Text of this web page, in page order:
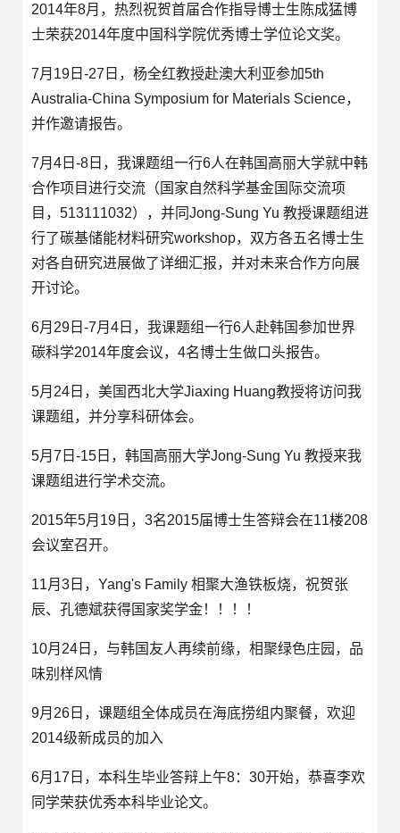
2014年8月，热烈祝贺首届合作指导博士生陈成猛博
士荣获2014年度中国科学院优秀博士学位论文奖。
7月19日-27日，杨全红教授赴澳大利亚参加5th
Australia-China Symposium for Materials Science，
并作邀请报告。
7月4日-8日，我课题组一行6人在韩国高丽大学就中韩
合作项目进行交流（国家自然科学基金国际交流项
目，513111032），并同Jong-Sung Yu 教授课题组进
行了碳基储能材料研究workshop，双方各五名博士生
对各自研究进展做了详细汇报，并对未来合作方向展
开讨论。
6月29日-7月4日，我课题组一行6人赴韩国参加世界
碳科学2014年度会议，4名博士生做口头报告。
5月24日，美国西北大学Jiaxing Huang教授将访问我
课题组，并分享科研体会。
5月7日-15日，韩国高丽大学Jong-Sung Yu 教授来我
课题组进行学术交流。
2015年5月19日，3名2015届博士生答辩会在11楼208
会议室召开。
11月3日，Yang's Family 相聚大渔铁板烧，祝贺张
辰、孔德斌获得国家奖学金！！！！
10月24日，与韩国友人再续前缘，相聚绿色庄园，品
味别样风情
9月26日，课题组全体成员在海底捞组内聚餐，欢迎
2014级新成员的加入
6月17日，本科生毕业答辩上午8：30开始，恭喜李欢
同学荣获优秀本科毕业论文。